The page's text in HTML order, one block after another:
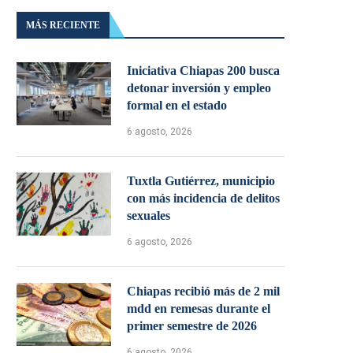
MÁS RECIENTE
Iniciativa Chiapas 200 busca
detonar inversión y empleo
formal en el estado
6 agosto, 2026
Tuxtla Gutiérrez, municipio
con más incidencia de delitos
sexuales
6 agosto, 2026
Chiapas recibió más de 2 mil
mdd en remesas durante el
primer semestre de 2026